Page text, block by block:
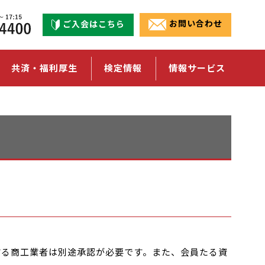
ご入会はこちら お問い合わせ
共済・福利厚生 検定情報 情報サービス
商工業者は別途承認が必要です。また、会員たる資